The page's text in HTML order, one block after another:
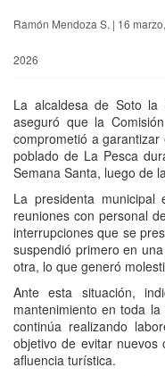
Ramón Mendoza S. | 16 marzo,
2026
La alcaldesa de Soto la
aseguró que la
comprometió a
poblado de La Pesca
Semana Santa, luego de
La presidenta municipal
reuniones con personal
interrupciones que se
suspendió primero en
otra, lo que generó
Ante esta situación,
mantenimiento en toda
continúa realizando
objetivo de evitar
afluencia turística.